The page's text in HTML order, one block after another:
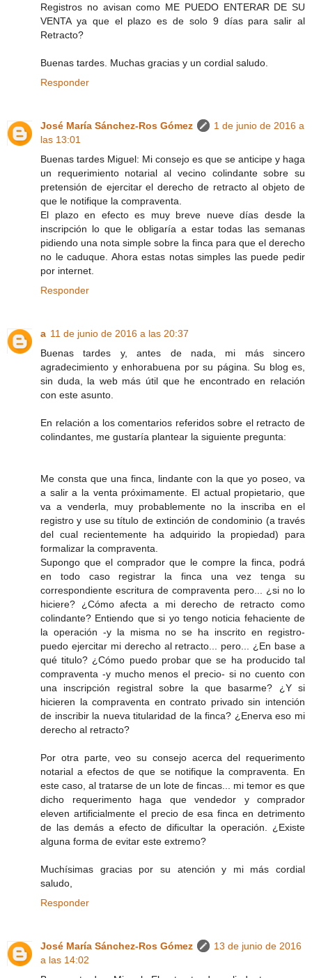
Registros no avisan como ME PUEDO ENTERAR DE SU
VENTA ya que el plazo es de solo 9 días para salir al
Retracto?
Buenas tardes. Muchas gracias y un cordial saludo.
Responder
José María Sánchez-Ros Gómez
1 de junio de 2016 a
las 13:01
Buenas tardes Miguel: Mi consejo es que se anticipe y haga
un requerimiento notarial al vecino colindante sobre su
pretensión de ejercitar el derecho de retracto al objeto de
que le notifique la compraventa.
El plazo en efecto es muy breve nueve días desde la
inscripción lo que le obligaría a estar todas las semanas
pidiendo una nota simple sobre la finca para que el derecho
no le caduque. Ahora estas notas simples las puede pedir
por internet.
Responder
a 11 de junio de 2016 a las 20:37
Buenas tardes y, antes de nada, mi más sincero
agradecimiento y enhorabuena por su página. Su blog es,
sin duda, la web más útil que he encontrado en relación
con este asunto.
En relación a los comentarios referidos sobre el retracto de
colindantes, me gustaría plantear la siguiente pregunta:
Me consta que una finca, lindante con la que yo poseo, va
a salir a la venta próximamente. El actual propietario, que
va a venderla, muy probablemente no la inscriba en el
registro y use su título de extinción de condominio (a través
del cual recientemente ha adquirido la propiedad) para
formalizar la compraventa.
Supongo que el comprador que le compre la finca, podrá
en todo caso registrar la finca una vez tenga su
correspondiente escritura de compraventa pero... ¿si no lo
hiciere? ¿Cómo afecta a mi derecho de retracto como
colindante? Entiendo que si yo tengo noticia fehaciente de
la operación -y la misma no se ha inscrito en registro-
puedo ejercitar mi derecho al retracto... pero... ¿En base a
qué titulo? ¿Cómo puedo probar que se ha producido tal
compraventa -y mucho menos el precio- si no cuento con
una inscripción registral sobre la que basarme? ¿Y si
hicieren la compraventa en contrato privado sin intención
de inscribir la nueva titularidad de la finca? ¿Enerva eso mi
derecho al retracto?
Por otra parte, veo su consejo acerca del requerimento
notarial a efectos de que se notifique la compraventa. En
este caso, al tratarse de un lote de fincas... mi temor es que
dicho requerimento haga que vendedor y comprador
eleven artificialmente el precio de esa finca en detrimento
de las demás a efecto de dificultar la operación. ¿Existe
alguna forma de evitar este extremo?
Muchísimas gracias por su atención y mi más cordial
saludo,
Responder
José María Sánchez-Ros Gómez
13 de junio de 2016
a las 14:02